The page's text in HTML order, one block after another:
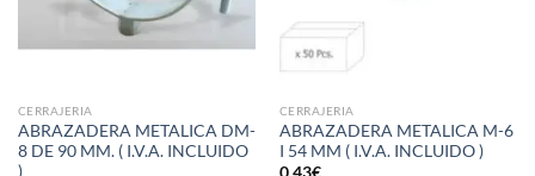
CERRAJERIA
ABRAZADERA METALICA DM-
8 DE 90 MM. ( I.V.A. INCLUIDO
)
CERRAJERIA
ABRAZADERA METALICA M-6
I 54 MM ( I.V.A. INCLUIDO )